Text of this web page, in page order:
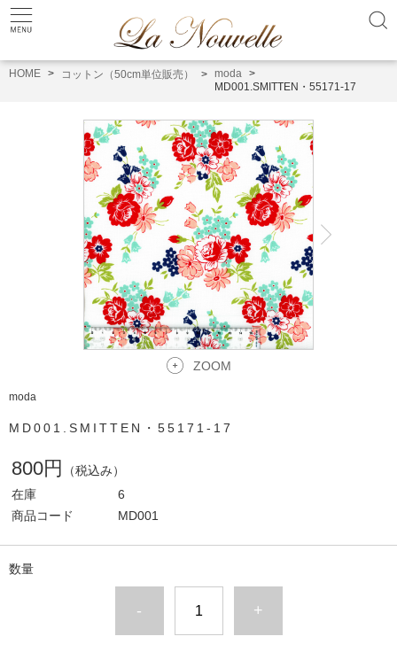
HOME コットン（50cm単位販売）
moda
MD001.SMITTEN・55171-17
ZOOM
moda
MD001.SMITTEN・55171-17
800円
（税込み）
在庫
6
商品コード
MD001
数量
- +